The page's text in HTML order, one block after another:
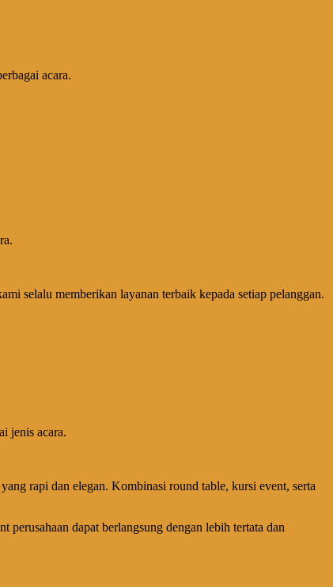
acara.
selalu memberikan layanan terbaik kepada setiap pelanggan.
jenis acara.
rapi dan elegan. Kombinasi round table, kursi event, serta
dapat berlangsung dengan lebih tertata dan